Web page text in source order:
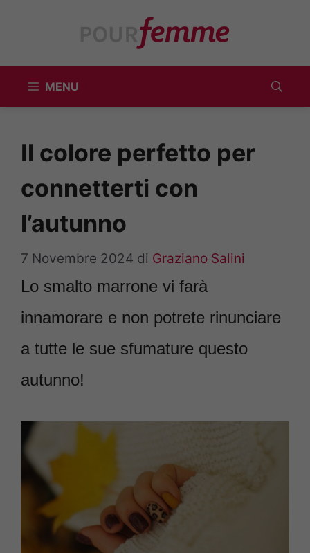
MENU
Il colore perfetto per
connetterti con
l’autunno
7 Novembre 2024 di Graziano Salini
Lo smalto marrone vi farà
innamorare e non potrete rinunciare
a tutte le sue sfumature questo
autunno!